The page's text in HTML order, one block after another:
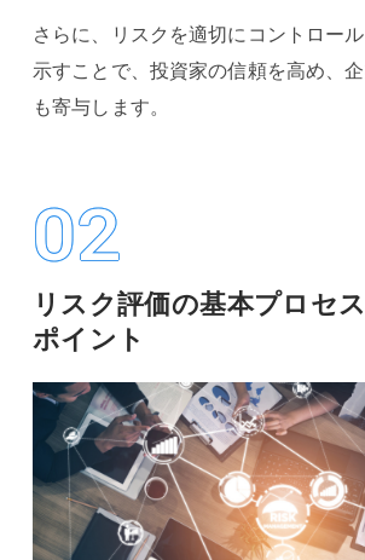
さらに、リスクを適切にコントロー
示すことで、投資家の信頼を高め、
も寄与します。
02
リスク評価の基本プロセ
ポイント